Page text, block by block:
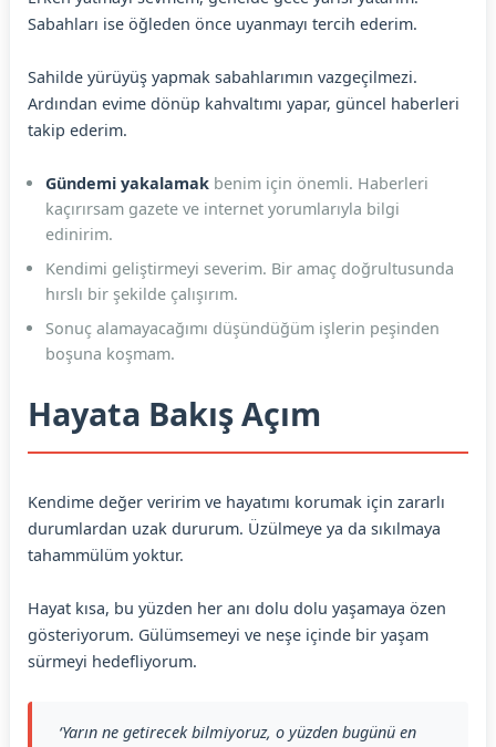
Sabahları ise öğleden önce uyanmayı tercih ederim.
Sahilde yürüyüş yapmak sabahlarımın vazgeçilmezi.
Ardından evime dönüp kahvaltımı yapar, güncel haberleri
takip ederim.
Gündemi yakalamak benim için önemli. Haberleri
kaçırırsam gazete ve internet yorumlarıyla bilgi
edinirim.
Kendimi geliştirmeyi severim. Bir amaç doğrultusunda
hırslı bir şekilde çalışırım.
Sonuç alamayacağımı düşündüğüm işlerin peşinden
boşuna koşmam.
Hayata Bakış Açım
Kendime değer veririm ve hayatımı korumak için zararlı
durumlardan uzak dururum. Üzülmeye ya da sıkılmaya
tahammülüm yoktur.
Hayat kısa, bu yüzden her anı dolu dolu yaşamaya özen
gösteriyorum. Gülümsemeyi ve neşe içinde bir yaşam
sürmeyi hedefliyorum.
‘Yarın ne getirecek bilmiyoruz, o yüzden bugünü en